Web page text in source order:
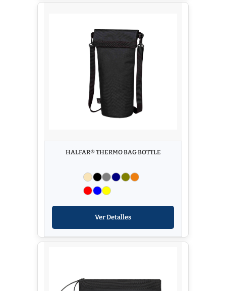
HALFAR® THERMO BAG BOTTLE
Ver Detalles